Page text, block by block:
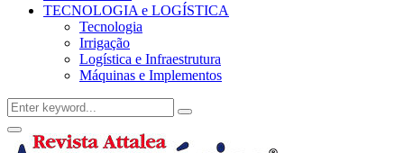
TECNOLOGIA e LOGÍSTICA
Tecnologia
Irrigação
Logística e Infraestrutura
Máquinas e Implementos
Search
for:
Search
Facebook
Twitter
Instagram
Linkedin
Youtube
Email
Primary
Menu